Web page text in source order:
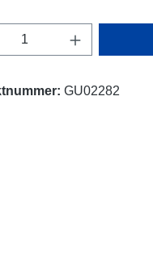
Anzahl: Gib
GU02282